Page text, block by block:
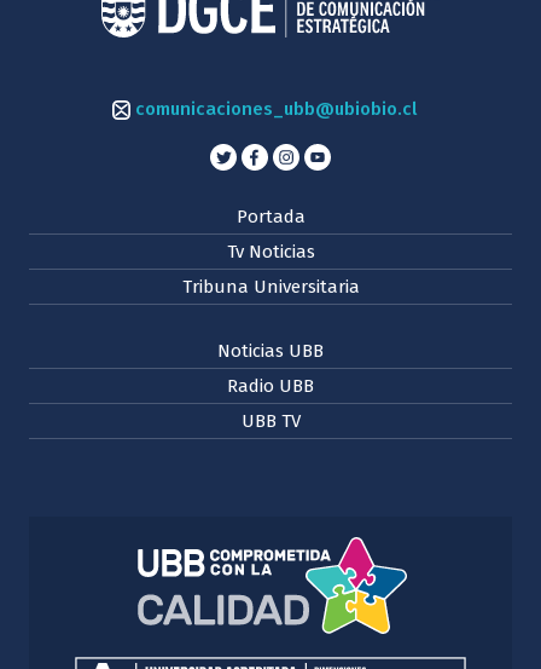
comunicaciones_ubb@ubiobio.cl
Portada
Tv Noticias
Tribuna Universitaria
Noticias UBB
Radio UBB
UBB TV